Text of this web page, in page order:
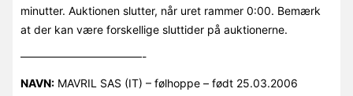
minutter. Auktionen slutter, når uret rammer 0:00. Bemærk
at der kan være forskellige sluttider på auktionerne.
———————————-
NAVN:MAVRIL SAS (IT) – følhoppe – født 25.03.2006